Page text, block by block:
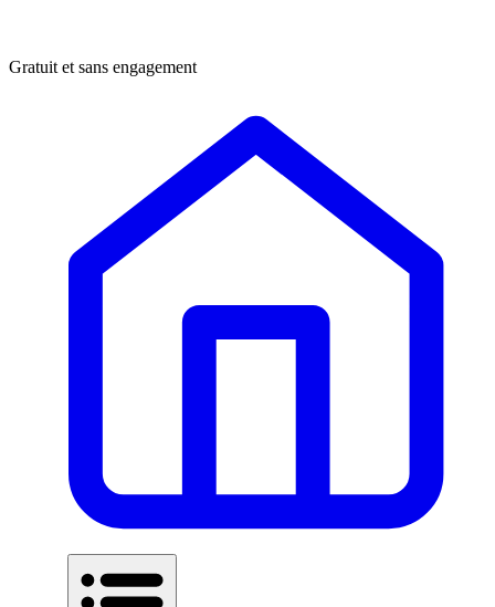
Gratuit et sans engagement